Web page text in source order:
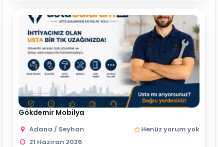
Gökdemir Mobilya
Adana / Seyhan
Henüz yorum yok
21 Haziran 2026